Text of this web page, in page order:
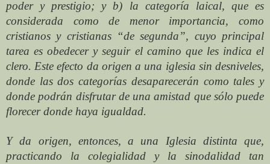
poder y prestigio; y b) la categoría laical, que es
considerada como de menor importancia, como
cristianos y cristianas “de segunda”, cuyo principal
tarea es obedecer y seguir el camino que les indica el
clero. Este efecto da origen a una iglesia sin desniveles,
donde las dos categorías desaparecerán como tales y
donde podrán disfrutar de una amistad que sólo puede
florecer donde haya igualdad.
Y da origen, entonces, a una Iglesia distinta que,
practicando la colegialidad y la sinodalidad tan